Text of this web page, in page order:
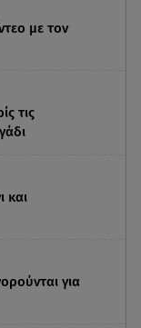
με τον
τις
και
για